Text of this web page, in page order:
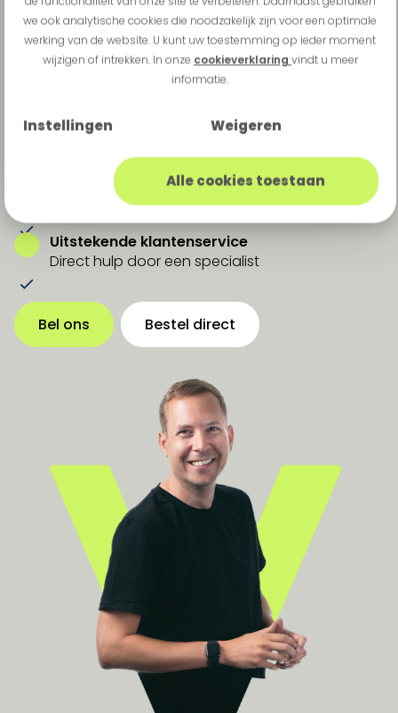
we ook analytische cookies die noodzakelijk zijn voor een optimale
werking van de website. U kunt uw toestemming op ieder moment
wijzigen of intrekken. In onze cookieverklaring vindt u meer
informatie.
Instellingen Weigeren
Alle cookies toestaan
Ontvang morgen al in-
store betalingen
Binnen 24 uur geleverd
Gebruiksklaar geleverd door PostNL
Voordeligste aanbieder
Vanaf € 169,00 al een betaalterminal
Uitstekende klantenservice
Direct hulp door een specialist
Bel ons Bestel direct